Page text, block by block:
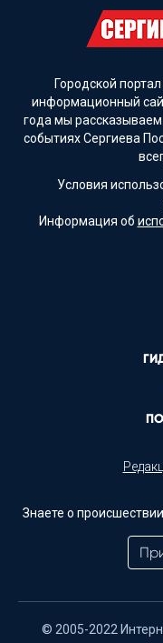
Городской
информационный
года мы
событиях Сергиева
Условия
Информация об
Знаете о
© 2005-2022